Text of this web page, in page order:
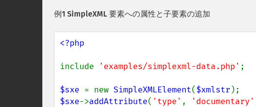
例1 SimpleXML 要素への属性と子要素の追加
<?php
include 'examples/simplexml-data.php' ;
$sxe = new SimpleXMLElement($xmlstr
$sxe->addAttribute( 'type' , 'documentary'